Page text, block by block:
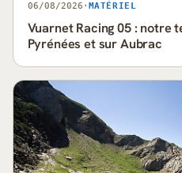
06/08/2026 · MATÉRIEL
Vuarnet Racing 05 : notre
Pyrénées et sur Aubrac